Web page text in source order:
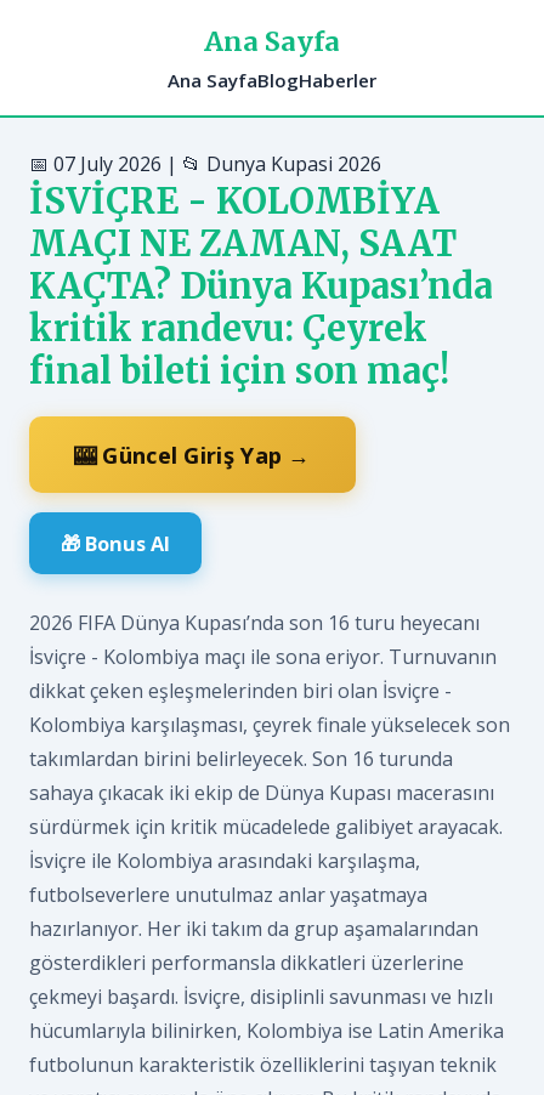
Ana Sayfa
Ana SayfaBlogHaberler
📅 07 July 2026 | 📂 Dunya Kupasi 2026
İSVİÇRE - KOLOMBİYA
MAÇI NE ZAMAN, SAAT
KAÇTA? Dünya Kupası’nda
kritik randevu: Çeyrek
final bileti için son maç!
🎰 Güncel Giriş Yap →
🎁 Bonus Al
2026 FIFA Dünya Kupası’nda son 16 turu heyecanı
İsviçre - Kolombiya maçı ile sona eriyor. Turnuvanın
dikkat çeken eşleşmelerinden biri olan İsviçre -
Kolombiya karşılaşması, çeyrek finale yükselecek son
takımlardan birini belirleyecek. Son 16 turunda
sahaya çıkacak iki ekip de Dünya Kupası macerasını
sürdürmek için kritik mücadelede galibiyet arayacak.
İsviçre ile Kolombiya arasındaki karşılaşma,
futbolseverlere unutulmaz anlar yaşatmaya
hazırlanıyor. Her iki takım da grup aşamalarından
gösterdikleri performansla dikkatleri üzerlerine
çekmeyi başardı. İsviçre, disiplinli savunması ve hızlı
hücumlarıyla bilinirken, Kolombiya ise Latin Amerika
futbolunun karakteristik özelliklerini taşıyan teknik